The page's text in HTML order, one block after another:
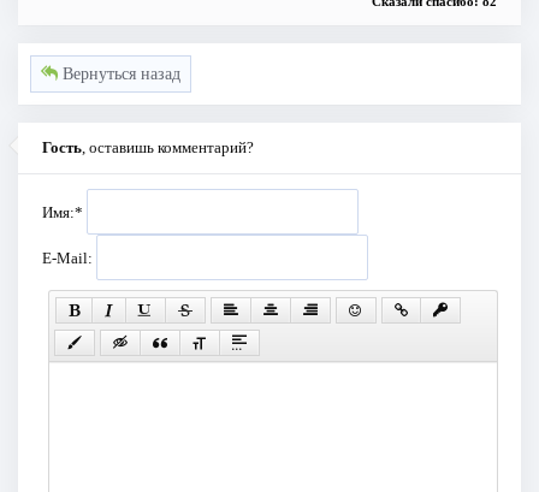
Вернуться назад
Гость , оставишь комментарий?
Имя:*
E-Mail: